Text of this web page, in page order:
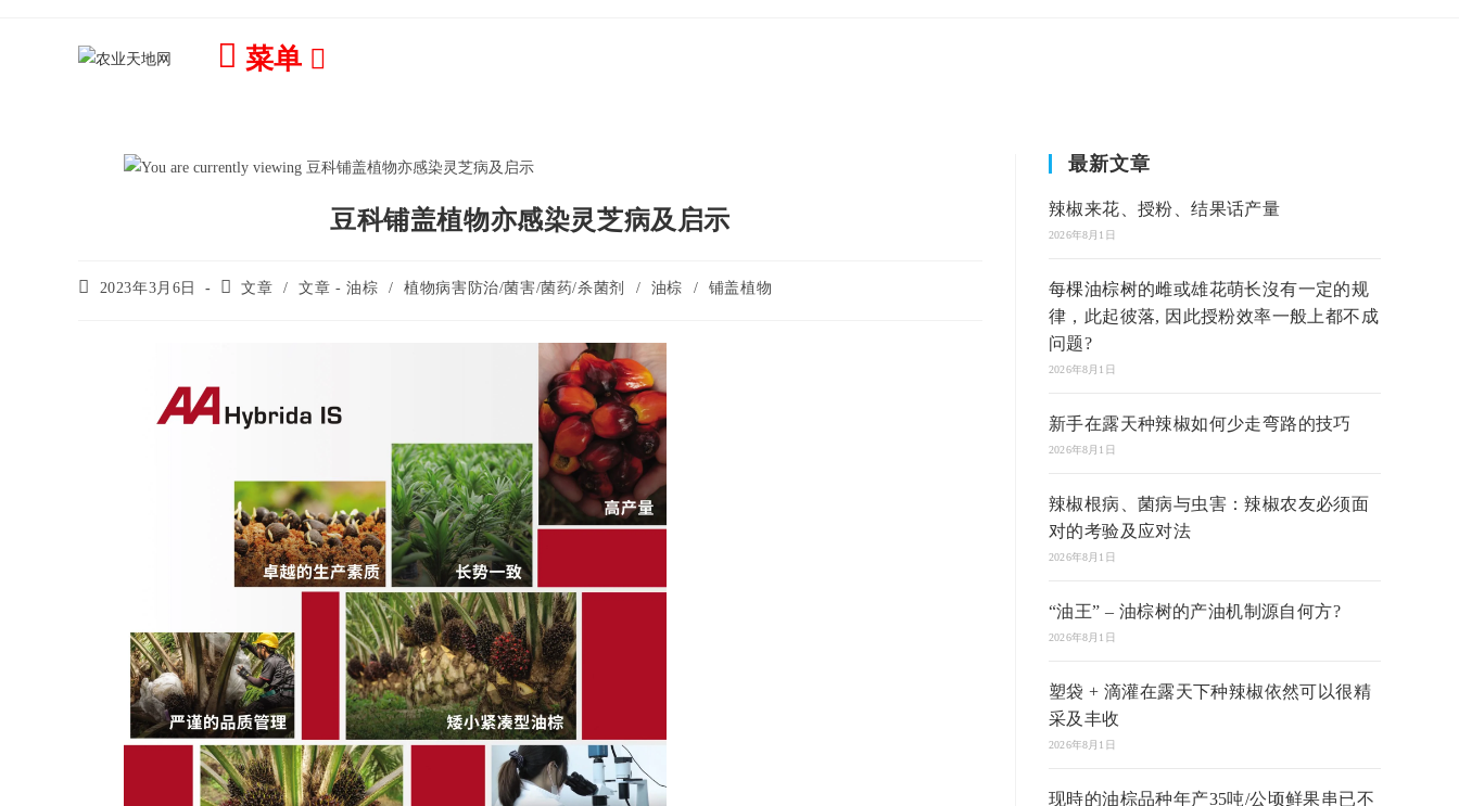
菜单
豆科铺盖植物亦感染灵芝病及启示
2023年3月6日 文章 / 文章 - 油棕 / 植物病害防治/菌害/菌药/杀菌剂 / 油棕 / 铺盖植物
最新文章
辣椒来花、授粉、结果话产量
2026年8月1日
每棵油棕树的雌或雄花萌长沒有一定的规
律，此起彼落, 因此授粉效率一般上都不成
问题?
2026年8月1日
新手在露天种辣椒如何少走弯路的技巧
2026年8月1日
辣椒根病、菌病与虫害：辣椒农友必须面
对的考验及应对法
2026年8月1日
“油王” – 油棕树的产油机制源自何方?
2026年8月1日
塑袋 + 滴灌在露天下种辣椒依然可以很精
采及丰收
2026年8月1日
现時的油棕品种年产35吨/公顷鲜果串已不